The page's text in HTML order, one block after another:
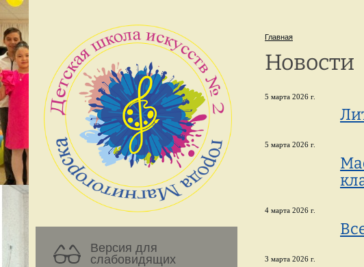
Версия для
слабовидящих
Главная
Новости
5 марта 2026 г.
5 марта 2026 г.
4 марта 2026 г.
3 марта 2026 г.